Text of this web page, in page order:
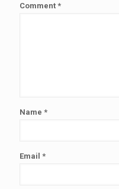
Comment *
Name *
Email *